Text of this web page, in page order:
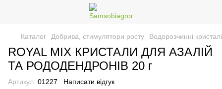
Каталог Добрива, стимулятори росту Водорозчинні
ROYAL MIX КРИСТАЛИ ДЛЯ АЗАЛІЙ
ТА РОДОДЕНДРОНІВ 20 г
Артикул: 01227 Написати відгук